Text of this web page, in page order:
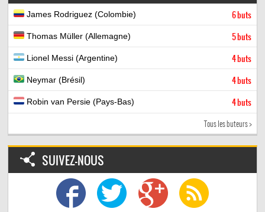
James Rodriguez (Colombie) 6 buts
Thomas Müller (Allemagne) 5 buts
Lionel Messi (Argentine) 4 buts
Neymar (Brésil) 4 buts
Robin van Persie (Pays-Bas) 4 buts
Tous les buteurs >
SUIVEZ-NOUS